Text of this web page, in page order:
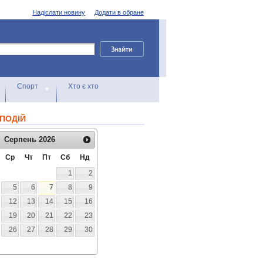
Додати в обране
Надіслати новину
Спорт Хто є хто
Серпень 2026
Ср Чт Пт Сб
Нд
1
2
5 6 7 8
9
12 13 14 15
16
19 20 21 22
23
26 27 28 29
30